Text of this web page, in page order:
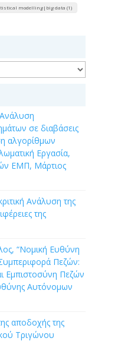
modelling|big data (1)
σε διαβάσεις
αλγορίθμων
Εργασία,
ΕΜΠ, Μάρτιος
Ανάλυση της
της
“Νομική Ευθύνη
Πεζών:
Εμπιστοσύνη Πεζών
Αυτόνομων
αποδοχής της
Τριγώνου